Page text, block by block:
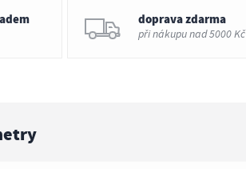
doprava zdarma
při nákupu nad 5000 Kč